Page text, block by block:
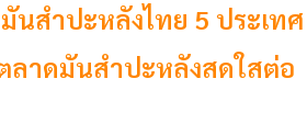
นสำปะหลังไทย 5 ประเทศ
าดมันสำปะหลังสดใสต่อ